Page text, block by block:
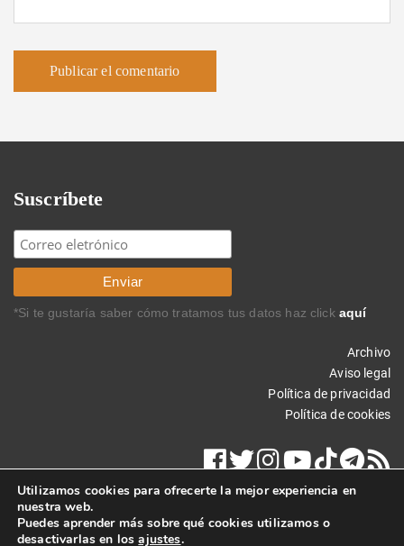
Suscríbete
*Si te gustaría saber cómo tratamos tus datos haz click aquí
Archivo
Aviso legal
Política de privacidad
Política de cookies
Utilizamos cookies para ofrecerte la mejor experiencia en
nuestra web.
Puedes aprender más sobre qué cookies utilizamos o
desactivarlas en losajustes.